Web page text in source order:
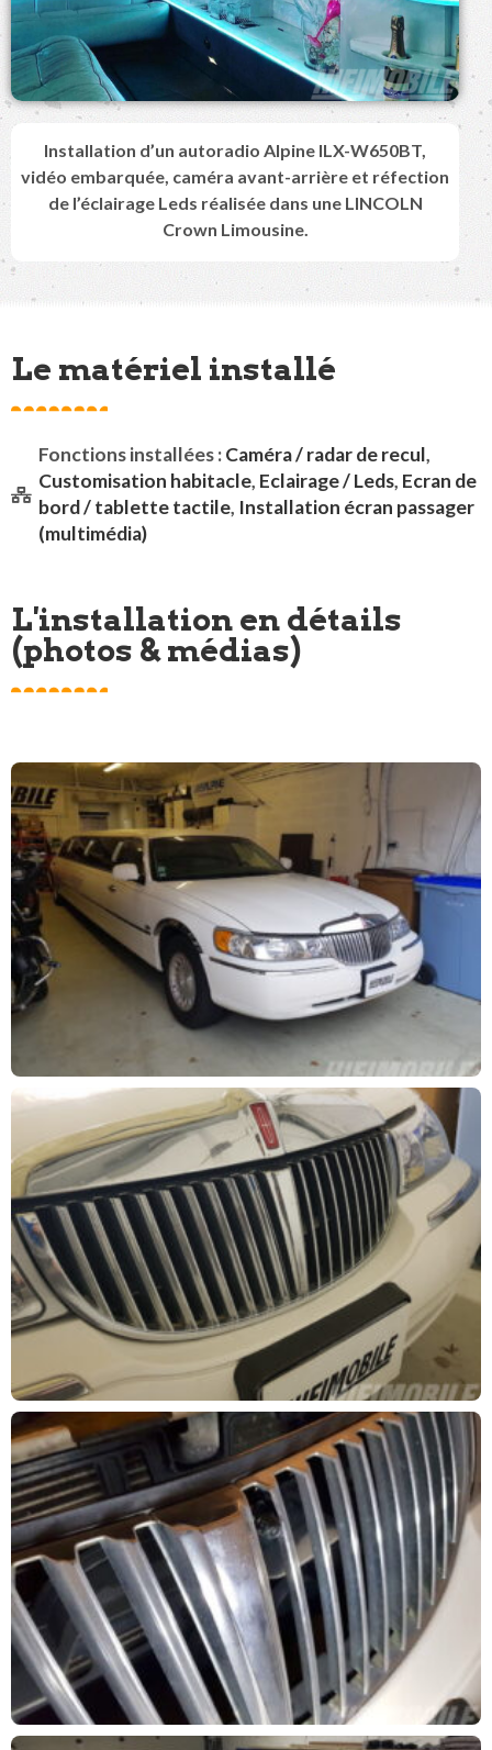
Installation d’un autoradio Alpine ILX-W650BT,
vidéo embarquée, caméra avant-arrière et réfection
de l’éclairage Leds réalisée dans une LINCOLN
Crown Limousine.
Le matériel installé
Fonctions installées :Caméra / radar de recul,
Customisation habitacle, Eclairage / Leds, Ecran de
bord / tablette tactile, Installation écran passager
(multimédia)
L'installation en détails
(photos & médias)